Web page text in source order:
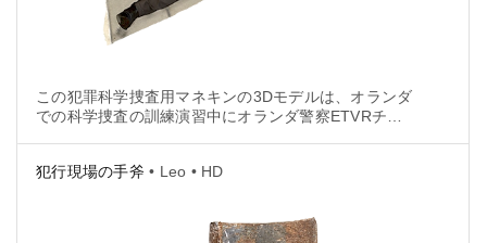
この犯罪科学捜査用マネキンの3Dモデルは、オランダ
での科学捜査の訓練演習中にオランダ警察ETVRチー
犯行現場の手斧 • Leo • HD